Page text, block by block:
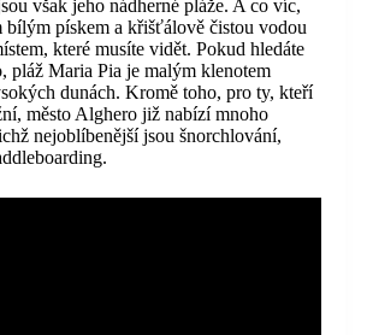
však jeho nádherné pláže. A co víc,
bílým pískem a křišťálově čistou vodou
které musíte vidět. Pokud hledáte
pláž Maria Pia je malým klenotem
dunách. Kromě toho, pro ty, kteří
město Alghero již nabízí mnoho
nejoblíbenější jsou šnorchlování,